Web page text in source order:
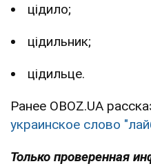
цідило;
цідильник;
цідильце.
Ранее OBOZ.UA
украинское слово
Только проверенная